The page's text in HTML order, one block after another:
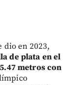
dio en 2023,
de plata en el
metros con